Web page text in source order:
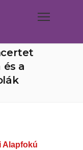
a
Alapfokú